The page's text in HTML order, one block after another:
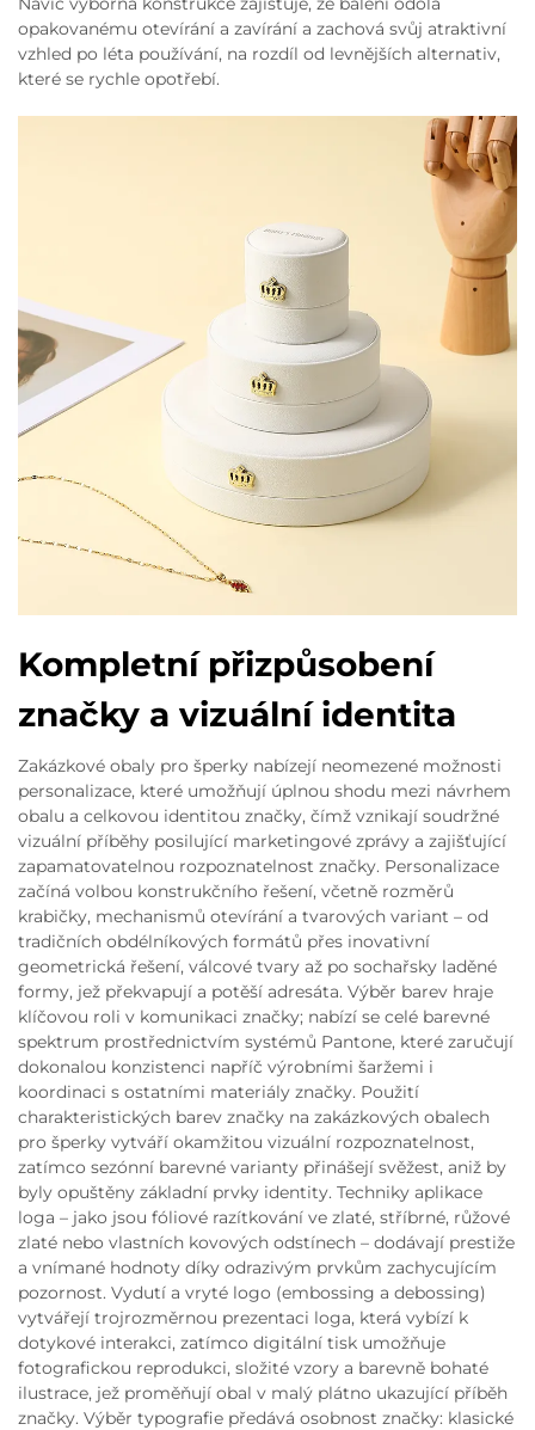
opakovanému otevírání a zavírání a zachová svůj atraktivní
vzhled po léta používání, na rozdíl od levnějších alternativ,
které se rychle opotřebí.
Kompletní přizpůsobení
značky a vizuální identita
Zakázkové obaly pro šperky nabízejí neomezené možnosti
personalizace, které umožňují úplnou shodu mezi návrhem
obalu a celkovou identitou značky, čímž vznikají soudržné
vizuální příběhy posilující marketingové zprávy a zajišťující
zapamatovatelnou rozpoznatelnost značky. Personalizace
začíná volbou konstrukčního řešení, včetně rozměrů
krabičky, mechanismů otevírání a tvarových variant – od
tradičních obdélníkových formátů přes inovativní
geometrická řešení, válcové tvary až po sochařsky laděné
formy, jež překvapují a potěší adresáta. Výběr barev hraje
klíčovou roli v komunikaci značky; nabízí se celé barevné
spektrum prostřednictvím systémů Pantone, které zaručují
dokonalou konzistenci napříč výrobními šaržemi i
koordinaci s ostatními materiály značky. Použití
charakteristických barev značky na zakázkových obalech
pro šperky vytváří okamžitou vizuální rozpoznatelnost,
zatímco sezónní barevné varianty přinášejí svěžest, aniž by
byly opuštěny základní prvky identity. Techniky aplikace
loga – jako jsou fóliové razítkování ve zlaté, stříbrné, růžové
zlaté nebo vlastních kovových odstínech – dodávají prestiže
a vnímané hodnoty díky odrazivým prvkům zachycujícím
pozornost. Vydutí a vryté logo (embossing a debossing)
vytvářejí trojrozměrnou prezentaci loga, která vybízí k
dotykové interakci, zatímco digitální tisk umožňuje
fotografickou reprodukci, složité vzory a barevně bohaté
ilustrace, jež proměňují obal v malý plátno ukazující příběh
značky. Výběr typografie předává osobnost značky: klasické